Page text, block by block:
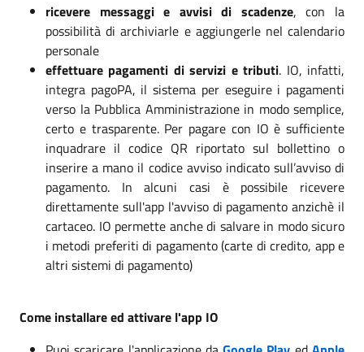
ricevere messaggi e avvisi di scadenze, con la
possibilità di archiviarle e aggiungerle nel calendario
personale
effettuare pagamenti di servizi e tributi. IO, infatti,
integra pagoPA, il sistema per eseguire i pagamenti
verso la Pubblica Amministrazione in modo semplice,
certo e trasparente. Per pagare con IO è sufficiente
inquadrare il codice QR riportato sul bollettino o
inserire a mano il codice avviso indicato sull’avviso di
pagamento. In alcuni casi è possibile ricevere
direttamente sull'app l'avviso di pagamento anzichè il
cartaceo. IO permette anche di salvare in modo sicuro
i metodi preferiti di pagamento (carte di credito, app e
altri sistemi di pagamento)
Come installare ed attivare l'app IO